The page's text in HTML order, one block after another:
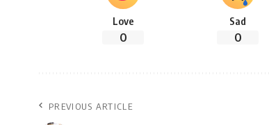
Love
0
Sad
0
PREVIOUS ARTICLE